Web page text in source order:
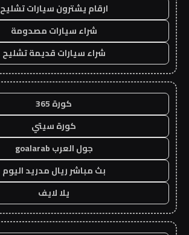
ارقام يشترون سيارات تشليح
شراء سيارات مصدومة
شراء سيارات قديمة تشليح
كورة 365
كورة سيتي
جول العرب goalarab
بث مباشر ريال مدريد اليوم
يلا لايف